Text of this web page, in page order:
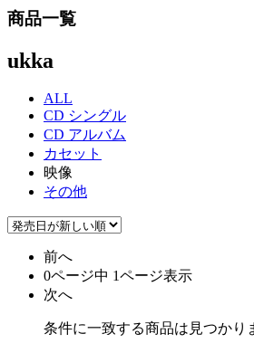
商品一覧
ukka
ALL
CD シングル
CD アルバム
カセット
映像
その他
前へ
0ページ中 1ページ表示
次へ
条件に一致する商品は見つかり